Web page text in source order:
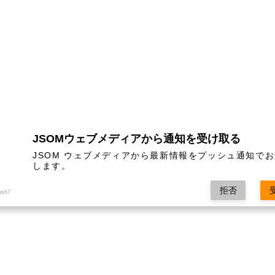
JSOMウェブメディアから通知を受け取る
JSOM ウェブメディアから最新情報をプッシュ通知で
します。
拒否